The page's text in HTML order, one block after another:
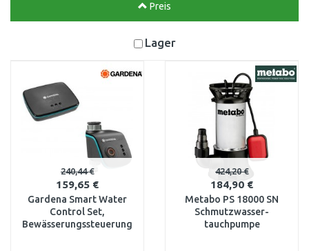
Preis
Lager
240,44 €
159,65 €
Gardena Smart Water
Control Set,
Bewässerungssteuerung
424,20 €
184,90 €
Metabo PS 18000 SN
Schmutzwasser-
tauchpumpe